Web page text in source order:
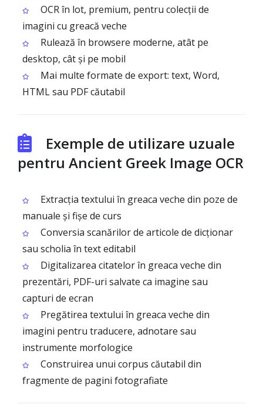
OCR în lot, premium, pentru colecții de
imagini cu greacă veche
Rulează în browsere moderne, atât pe
desktop, cât și pe mobil
Mai multe formate de export: text, Word,
HTML sau PDF căutabil
Exemple de utilizare uzuale
pentru Ancient Greek Image OCR
Extracția textului în greaca veche din poze de
manuale și fișe de curs
Conversia scanărilor de articole de dicționar
sau scholia în text editabil
Digitalizarea citatelor în greaca veche din
prezentări, PDF-uri salvate ca imagine sau
capturi de ecran
Pregătirea textului în greaca veche din
imagini pentru traducere, adnotare sau
instrumente morfologice
Construirea unui corpus căutabil din
fragmente de pagini fotografiate